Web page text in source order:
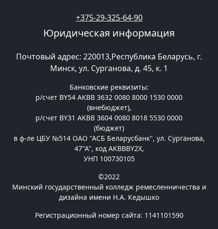
+375-29-325-64-90
Юридическая информация
Почтовый адрес: 220013,Республика Беларусь, г.
Минск, ул. Сурганова, д. 45, к. 1
Банковские реквизиты:
р/счет BY54 AKBB 3632 0080 8000 1530 0000
(внебюджет),
р/счет BY31 AKBB 3604 0080 8018 5530 0000
(бюджет)
в ф-ле ЦБУ №514 ОАО "АСБ Беларусбанк", ул. Сурганова,
47"А", код AKBBBY2X,
УНП 100730105
©2022
Минский государственный колледж ремесленничества и
дизайна имени Н.А. Кедышко
Регистрационный номер сайта: 1141101590